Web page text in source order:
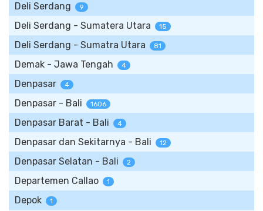
Deli Serdang 9
Deli Serdang - Sumatera Utara 15
Deli Serdang - Sumatra Utara 81
Demak - Jawa Tengah 4
Denpasar 4
Denpasar - Bali 1606
Denpasar Barat - Bali 4
Denpasar dan Sekitarnya - Bali 12
Denpasar Selatan - Bali 2
Departemen Callao 1
Depok 1